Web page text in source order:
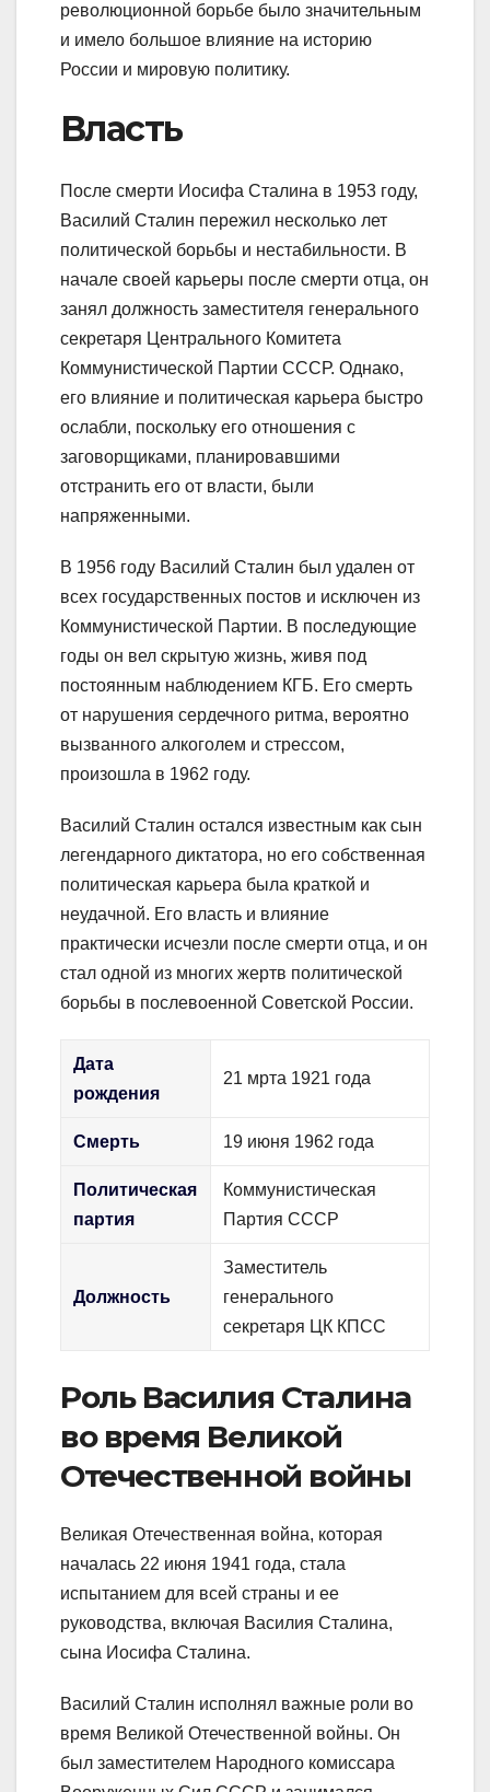
революционной борьбе было значительным
и имело большое влияние на историю
России и мировую политику.
Власть
После смерти Иосифа Сталина в 1953 году,
Василий Сталин пережил несколько лет
политической борьбы и нестабильности. В
начале своей карьеры после смерти отца, он
занял должность заместителя генерального
секретаря Центрального Комитета
Коммунистической Партии СССР. Однако,
его влияние и политическая карьера быстро
ослабли, поскольку его отношения с
заговорщиками, планировавшими
отстранить его от власти, были
напряженными.
В 1956 году Василий Сталин был удален от
всех государственных постов и исключен из
Коммунистической Партии. В последующие
годы он вел скрытую жизнь, живя под
постоянным наблюдением КГБ. Его смерть
от нарушения сердечного ритма, вероятно
вызванного алкоголем и стрессом,
произошла в 1962 году.
Василий Сталин остался известным как сын
легендарного диктатора, но его собственная
политическая карьера была краткой и
неудачной. Его власть и влияние
практически исчезли после смерти отца, и он
стал одной из многих жертв политической
борьбы в послевоенной Советской России.
Дата
рождения
21 мрта 1921 года
Смерть 19 июня 1962 года
Политическая
партия
Коммунистическая
Партия СССР
Должность
Заместитель
генерального
секретаря ЦК КПСС
Роль Василия Сталина
во время Великой
Отечественной войны
Великая Отечественная война, которая
началась 22 июня 1941 года, стала
испытанием для всей страны и ее
руководства, включая Василия Сталина,
сына Иосифа Сталина.
Василий Сталин исполнял важные роли во
время Великой Отечественной войны. Он
был заместителем Народного комиссара